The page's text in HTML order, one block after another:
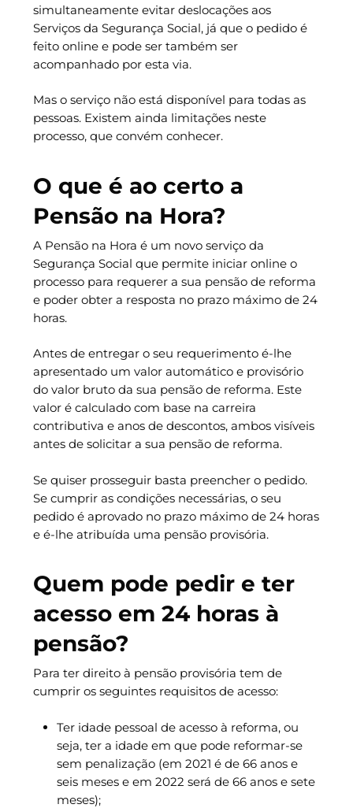
simultaneamente evitar deslocações aos
Serviços da Segurança Social, já que o pedido é
feito online e pode ser também ser
acompanhado por esta via.
Mas o serviço não está disponível para todas as
pessoas. Existem ainda limitações neste
processo, que convém conhecer.
O que é ao certo a
Pensão na Hora?
A Pensão na Hora é um novo serviço da
Segurança Social que permite iniciar online o
processo para requerer a sua pensão de reforma
e poder obter a resposta no prazo máximo de 24
horas.
Antes de entregar o seu requerimento é-lhe
apresentado um valor automático e provisório
do valor bruto da sua pensão de reforma. Este
valor é calculado com base na carreira
contributiva e anos de descontos, ambos visíveis
antes de solicitar a sua pensão de reforma.
Se quiser prosseguir basta preencher o pedido.
Se cumprir as condições necessárias, o seu
pedido é aprovado no prazo máximo de 24 horas
e é-lhe atribuída uma pensão provisória.
Quem pode pedir e ter
acesso em 24 horas à
pensão?
Para ter direito à pensão provisória tem de
cumprir os seguintes requisitos de acesso:
Ter idade pessoal de acesso à reforma, ou
seja, ter a idade em que pode reformar-se
sem penalização (em 2021 é de 66 anos e
seis meses e em 2022 será de 66 anos e sete
meses);